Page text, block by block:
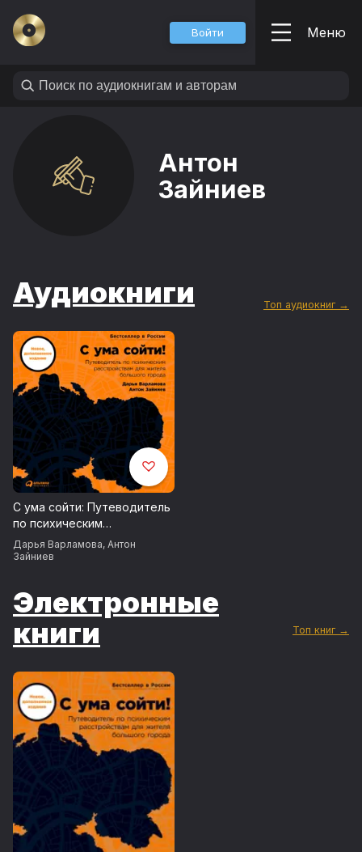
Войти Меню
Антон
Зайниев
Аудиокниги Топ аудиокниг →
С ума сойти: Путеводитель
по психическим
расстройствам для жителя
большого города
Дарья Варламова, Антон
Зайниев
Электронные
книги
Топ книг →